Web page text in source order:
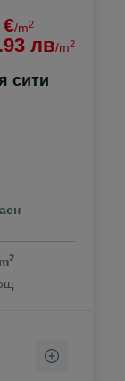
/m2
лв/m2
сити
2